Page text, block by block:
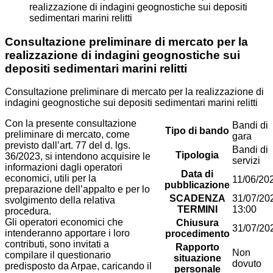
realizzazione di indagini geognostiche sui depositi
sedimentari marini relitti
Consultazione preliminare di mercato per la
realizzazione di indagini geognostiche sui
depositi sedimentari marini relitti
Consultazione preliminare di mercato per la realizzazione di
indagini geognostiche sui depositi sedimentari marini relitti
Tipo di bando
Bandi di
gara
Tipologia
Bandi di
servizi
Data di
pubblicazione
11/06/
SCADENZA
TERMINI
31/07/
13:00
Chiusura
procedimento
31/07/
Rapporto
situazione
personale
Non
dovuto
Con la presente consultazione
preliminare di mercato, come
previsto dall’art. 77 del d. lgs.
36/2023, si intendono acquisire le
informazioni dagli operatori
economici, utili per la
preparazione dell’appalto e per lo
svolgimento della relativa
procedura.
Gli operatori economici che
intenderanno apportare i loro
contributi, sono invitati a
compilare il questionario
predisposto da Arpae, caricando il